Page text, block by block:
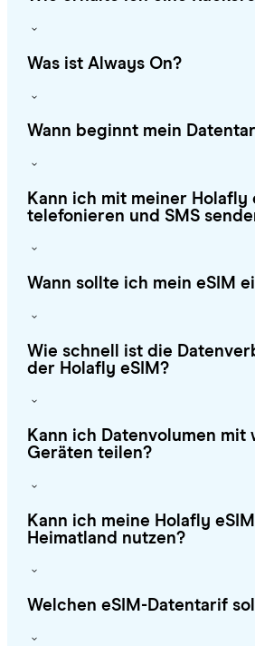
Was ist Always On?
Wann beginnt mein
Kann ich mit meiner Holafly
telefonieren und SMS
Wann sollte ich mein eSIM
Wie schnell ist die
der Holafly eSIM?
Kann ich Datenvolumen mit
Geräten teilen?
Kann ich meine Holafly
Heimatland nutzen?
Welchen eSIM-Datentarif